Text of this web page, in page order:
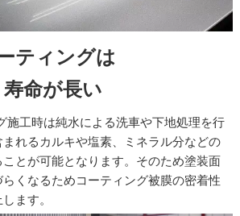
ティングは
命が長い
施工時は純水による洗車や下地処理を行
れるカルキや塩素、ミネラル分などの
とが可能となります。そのため塗装面
くなるためコーティング被膜の密着性
ます。